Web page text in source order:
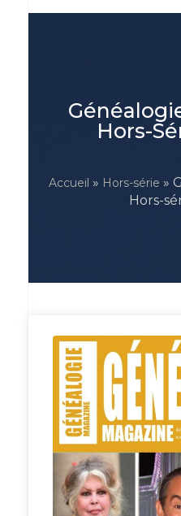
Hors-
Accueil » Hors-série »
Hors-